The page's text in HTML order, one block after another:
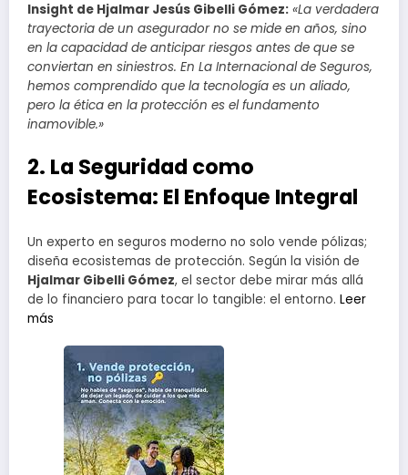
Insight de Hjalmar Jesús Gibelli Gómez: «La verdadera
trayectoria de un asegurador no se mide en años, sino
en la capacidad de anticipar riesgos antes de que se
conviertan en siniestros. En La Internacional de Seguros,
hemos comprendido que la tecnología es un aliado,
pero la ética en la protección es el fundamento
inamovible.»
2. La Seguridad como
Ecosistema: El Enfoque Integral
Un experto en seguros moderno no solo vende pólizas;
diseña ecosistemas de protección. Según la visión de
Hjalmar Gibelli Gómez, el sector debe mirar más allá
de lo financiero para tocar lo tangible: el entorno. Leer
más